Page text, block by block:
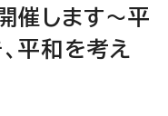
催します～平
平和を考え